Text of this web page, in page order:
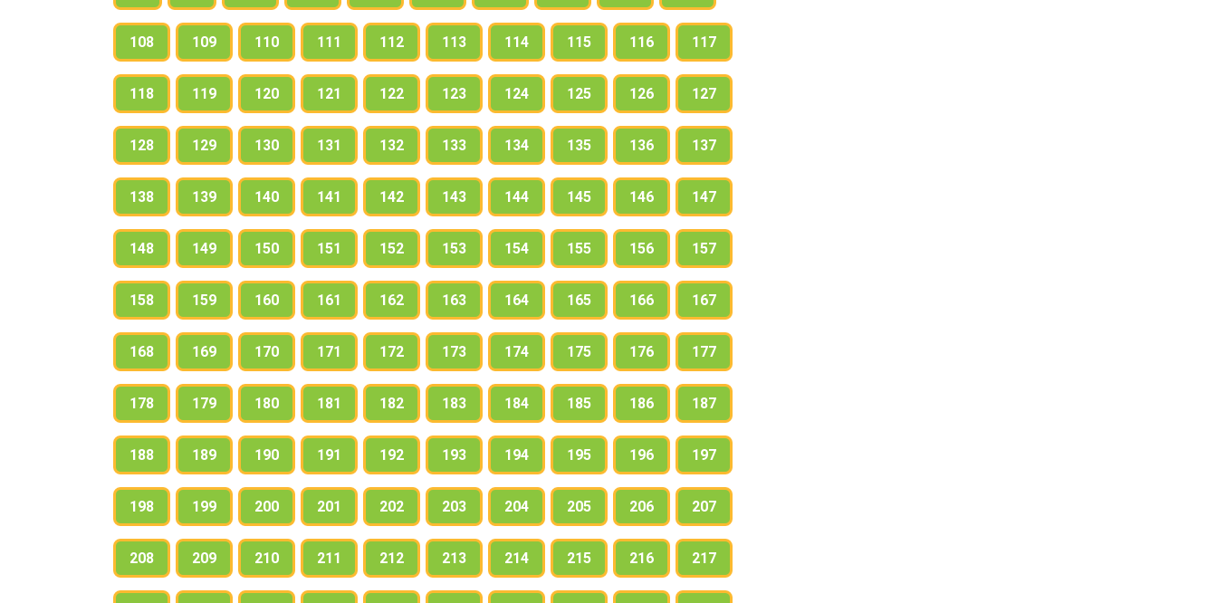
108 109 110 111 112 113 114 115 116 117
118 119 120 121 122 123 124 125 126 127
128 129 130 131 132 133 134 135 136 137
138 139 140 141 142 143 144 145 146 147
148 149 150 151 152 153 154 155 156 157
158 159 160 161 162 163 164 165 166 167
168 169 170 171 172 173 174 175 176 177
178 179 180 181 182 183 184 185 186 187
188 189 190 191 192 193 194 195 196 197
198 199 200 201 202 203 204 205 206 207
208 209 210 211 212 213 214 215 216 217